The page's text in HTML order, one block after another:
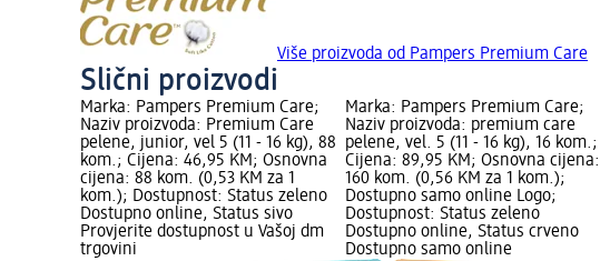
Više proizvoda od Pampers Premium Care
Slični proizvodi
Marka: Pampers Premium Care;
Naziv proizvoda: Premium Care
pelene, junior, vel 5 (11 - 16 kg), 88
kom.; Cijena: 46,95 KM; Osnovna
cijena: 88 kom. (0,53 KM za 1
kom.); Dostupnost: Status zeleno
Dostupno online, Status sivo
Provjerite dostupnost u Vašoj dm
trgovini
Marka: Pampers Premium Care;
Naziv proizvoda: premium care
pelene, vel. 5 (11 - 16 kg), 16 kom.;
Cijena: 89,95 KM; Osnovna cijena:
160 kom. (0,56 KM za 1 kom.);
Dostupno samo online Logo;
Dostupnost: Status zeleno
Dostupno online, Status crveno
Dostupno samo online